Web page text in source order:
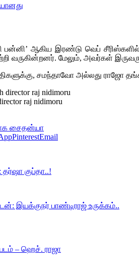
பன்னி’ ஆகிய இரண்டு வெப்
மேலும், அவர்கள்
சமந்தாவோ அல்லது ராஜோ
raj nidimoru
சைதன்யா
PinterestEmail
குப்தா..!
இயக்குநர் பாண்டிராஜ் உருக்கம்..
– ஹெச். ராஜா